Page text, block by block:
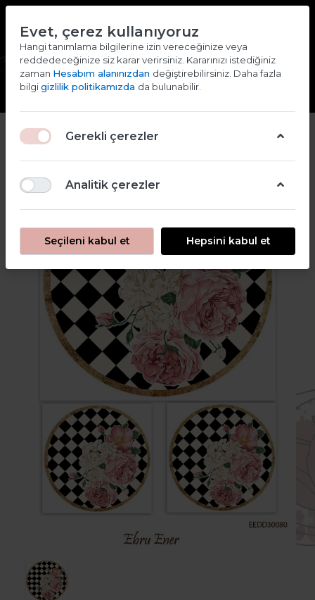
Giriş yap Kaydol
Evet, çerez kullanıyoruz
Hangi tanımlama bilgilerine izin vereceğinize veya
reddedeceğinize siz karar verirsiniz. Kararınızı istediğiniz
zaman Hesabım alanınızdan değiştirebilirsiniz. Daha fazla
bilgigizlilik politikamızda da bulunabilir.
Gerekli çerezler
Analitik çerezler
Seçileni kabul et Hepsini kabul et